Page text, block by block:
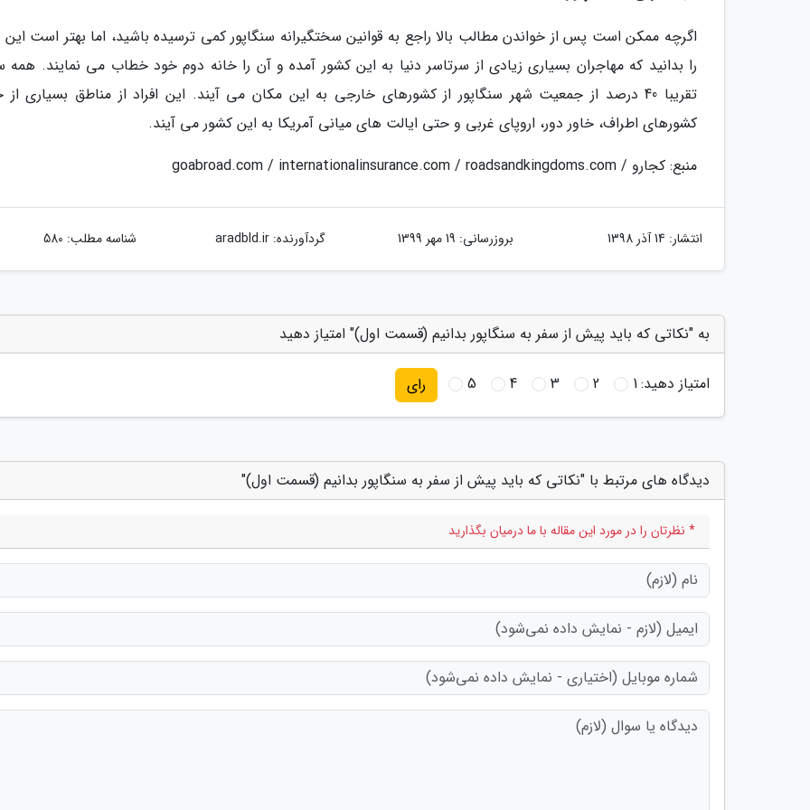
اگرچه ممکن است پس از خواندن مطالب بالا راجع به قوانین سختگیرانه سنگاپور کمی ترسیده باشید، اما بهتر است این
را بدانید که مهاجران بسیاری زیادی از سرتاسر دنیا به این کشور آمده و آن را خانه دوم خود خطاب می نمایند. همه
تقریبا 40 درصد از جمعیت شهر سنگاپور از کشورهای خارجی به این مکان می آیند. این افراد از مناطق بسیاری از
کشورهای اطراف، خاور دور، اروپای غربی و حتی ایالت های میانی آمریکا به این کشور می آیند.
منبع: کجارو / goabroad.com / internationalinsurance.com / roadsandkingdoms.com
انتشار: 14 آذر 1398 بروزرسانی: 19 مهر 1399 گردآورنده:aradbld.ir شناسه مطلب: 580
به "نکاتی که باید پیش از سفر به سنگاپور بدانیم (قسمت اول)" امتیاز دهید
امتیاز دهید:1
2
3
4
5 رای
دیدگاه های مرتبط با "نکاتی که باید پیش از سفر به سنگاپور بدانیم (قسمت اول)"
* نظرتان را در مورد این مقاله با ما درمیان بگذارید